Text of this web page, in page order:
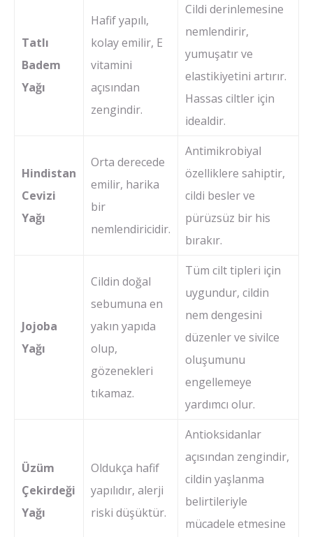
Tatlı
Badem
Yağı
Hafif yapılı,
kolay emilir, E
vitamini
açısından
zengindir.
Cildi derinlemesine
nemlendirir,
yumuşatır ve
elastikiyetini artırır.
Hassas ciltler için
idealdir.
Hindistan
Cevizi
Yağı
Orta derecede
emilir, harika
bir
nemlendiricidir.
Antimikrobiyal
özelliklere sahiptir,
cildi besler ve
pürüzsüz bir his
bırakır.
Jojoba
Yağı
Cildin doğal
sebumuna en
yakın yapıda
olup,
gözenekleri
tıkamaz.
Tüm cilt tipleri için
uygundur, cildin
nem dengesini
düzenler ve sivilce
oluşumunu
engellemeye
yardımcı olur.
Üzüm
Çekirdeği
Yağı
Oldukça hafif
yapılıdır, alerji
riski düşüktür.
Antioksidanlar
açısından zengindir,
cildin yaşlanma
belirtileriyle
mücadele etmesine